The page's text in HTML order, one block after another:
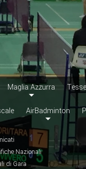
Maglia Azzurra
AirBadminton
Nazionali
di Gara